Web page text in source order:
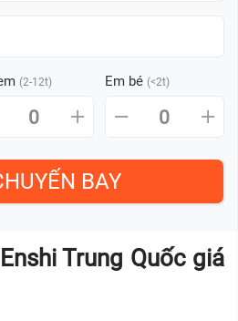
(2-12t) Em bé (<2t)
0 0
Trung Quốc giá